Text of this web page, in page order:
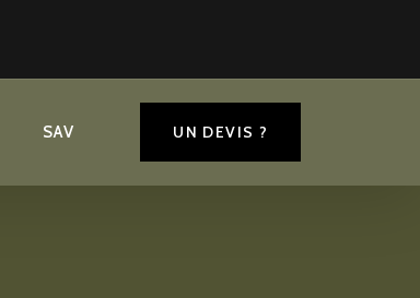
SAV UN DEVIS ?